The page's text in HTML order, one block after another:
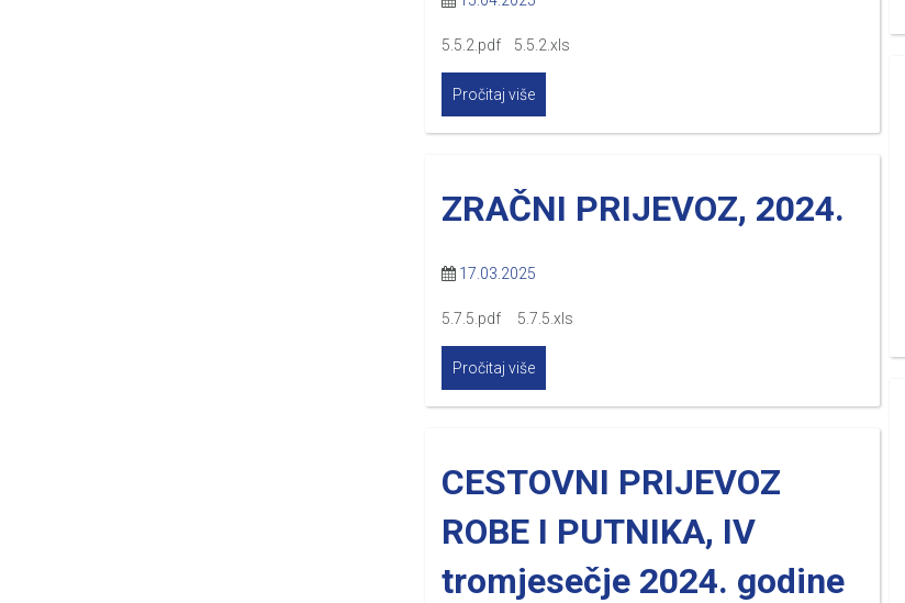
5.5.2.pdf 5.5.2.xls
Pročitaj više
ZRAČNI PRIJEVOZ, 2024.
17.03.2025
5.7.5.pdf 5.7.5.xls
Pročitaj više
CESTOVNI PRIJEVOZ
ROBE I PUTNIKA, IV
tromjesečje 2024. godine